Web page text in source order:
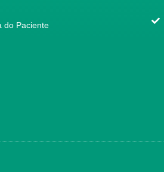
do Paciente